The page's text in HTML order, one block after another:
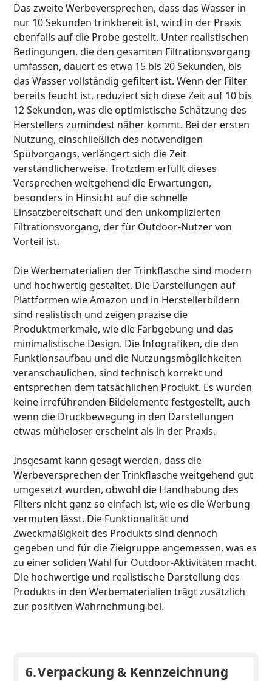
Das zweite Werbeversprechen, dass das Wasser in
nur 10 Sekunden trinkbereit ist, wird in der Praxis
ebenfalls auf die Probe gestellt. Unter realistischen
Bedingungen, die den gesamten Filtrationsvorgang
umfassen, dauert es etwa 15 bis 20 Sekunden, bis
das Wasser vollständig gefiltert ist. Wenn der Filter
bereits feucht ist, reduziert sich diese Zeit auf 10 bis
12 Sekunden, was die optimistische Schätzung des
Herstellers zumindest näher kommt. Bei der ersten
Nutzung, einschließlich des notwendigen
Spülvorgangs, verlängert sich die Zeit
verständlicherweise. Trotzdem erfüllt dieses
Versprechen weitgehend die Erwartungen,
besonders in Hinsicht auf die schnelle
Einsatzbereitschaft und den unkomplizierten
Filtrationsvorgang, der für Outdoor-Nutzer von
Vorteil ist.
Die Werbematerialien der Trinkflasche sind modern
und hochwertig gestaltet. Die Darstellungen auf
Plattformen wie Amazon und in Herstellerbildern
sind realistisch und zeigen präzise die
Produktmerkmale, wie die Farbgebung und das
minimalistische Design. Die Infografiken, die den
Funktionsaufbau und die Nutzungsmöglichkeiten
veranschaulichen, sind technisch korrekt und
entsprechen dem tatsächlichen Produkt. Es wurden
keine irreführenden Bildelemente festgestellt, auch
wenn die Druckbewegung in den Darstellungen
etwas müheloser erscheint als in der Praxis.
Insgesamt kann gesagt werden, dass die
Werbeversprechen der Trinkflasche weitgehend gut
umgesetzt wurden, obwohl die Handhabung des
Filters nicht ganz so einfach ist, wie es die Werbung
vermuten lässt. Die Funktionalität und
Zweckmäßigkeit des Produkts sind dennoch
gegeben und für die Zielgruppe angemessen, was es
zu einer soliden Wahl für Outdoor-Aktivitäten macht.
Die hochwertige und realistische Darstellung des
Produkts in den Werbematerialien trägt zusätzlich
zur positiven Wahrnehmung bei.
6.Verpackung & Kennzeichnung